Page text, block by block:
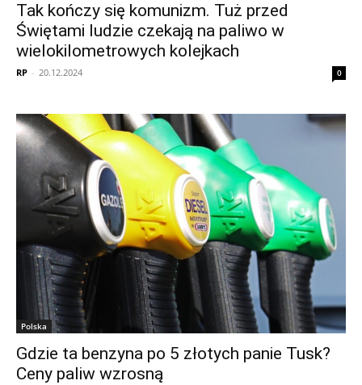
Tak kończy się komunizm. Tuż przed
Świętami ludzie czekają na paliwo w
wielokilometrowych kolejkach
RP - 20.12.2024 0
Polska
Gdzie ta benzyna po 5 złotych panie Tusk?
Ceny paliw wzrosną